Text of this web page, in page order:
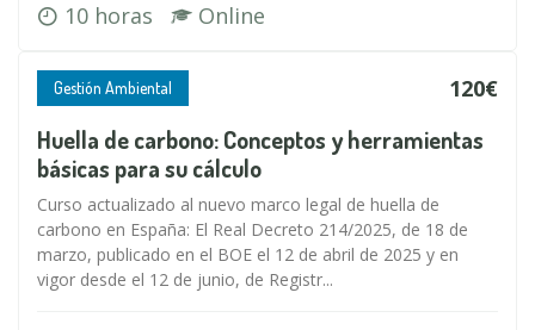
10 horas Online
Gestión Ambiental 120€
Huella de carbono: Conceptos y herramientas
básicas para su cálculo
Curso actualizado al nuevo marco legal de huella de
carbono en España: El Real Decreto 214/2025, de 18 de
marzo, publicado en el BOE el 12 de abril de 2025 y en
vigor desde el 12 de junio, de Registr...